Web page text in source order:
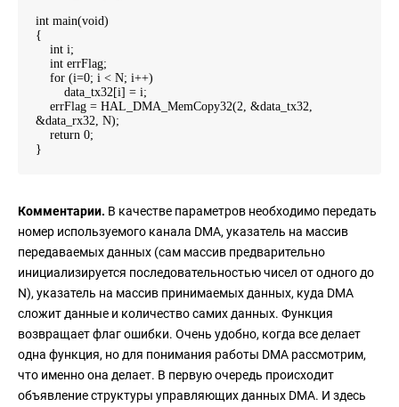
int main(void)
{
int i;
int errFlag;
for (i=0; i < N; i++)
data_tx32[i] = i;
errFlag = HAL_DMA_MemCopy32(2, &data_tx32,
&data_rx32, N);
return 0;
}
Комментарии. В качестве параметров необходимо передать
номер используемого канала DMA, указатель на массив
передаваемых данных (сам массив предварительно
инициализируется последовательностью чисел от одного до
N), указатель на массив принимаемых данных, куда DMA
сложит данные и количество самих данных. Функция
возвращает флаг ошибки. Очень удобно, когда все делает
одна функция, но для понимания работы DMA рассмотрим,
что именно она делает. В первую очередь происходит
объявление структуры управляющих данных DMA. И здесь